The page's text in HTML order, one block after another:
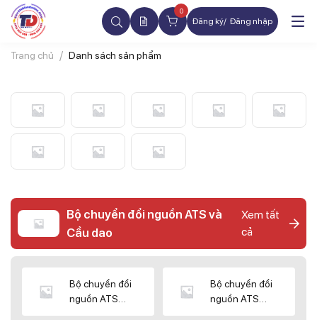
0
Đăng ký Đăng nhập
Trang chủ Danh sách sản phẩm
Bộ chuyển đổi nguồn ATS và
Cầu dao
Xem tất
cả
Bộ chuyển đổi
nguồn ATS
Bộ chuyển đổi
nguồn ATS